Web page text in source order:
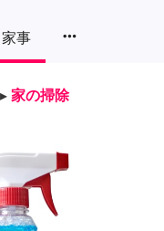
家事 more_horiz
▸ 家の掃除